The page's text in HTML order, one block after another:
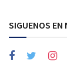
SIGUENOS EN